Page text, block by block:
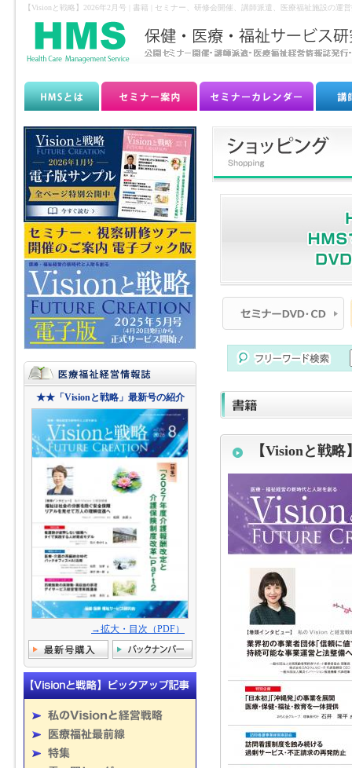
【Visionと戦略】2026年2月号 | 書籍 | セミナー、研修会開催、講師派遣、医療福祉施設の
★★「Visionと戦略」最新号の紹介
→拡大・目次（PDF）
【Visionと戦